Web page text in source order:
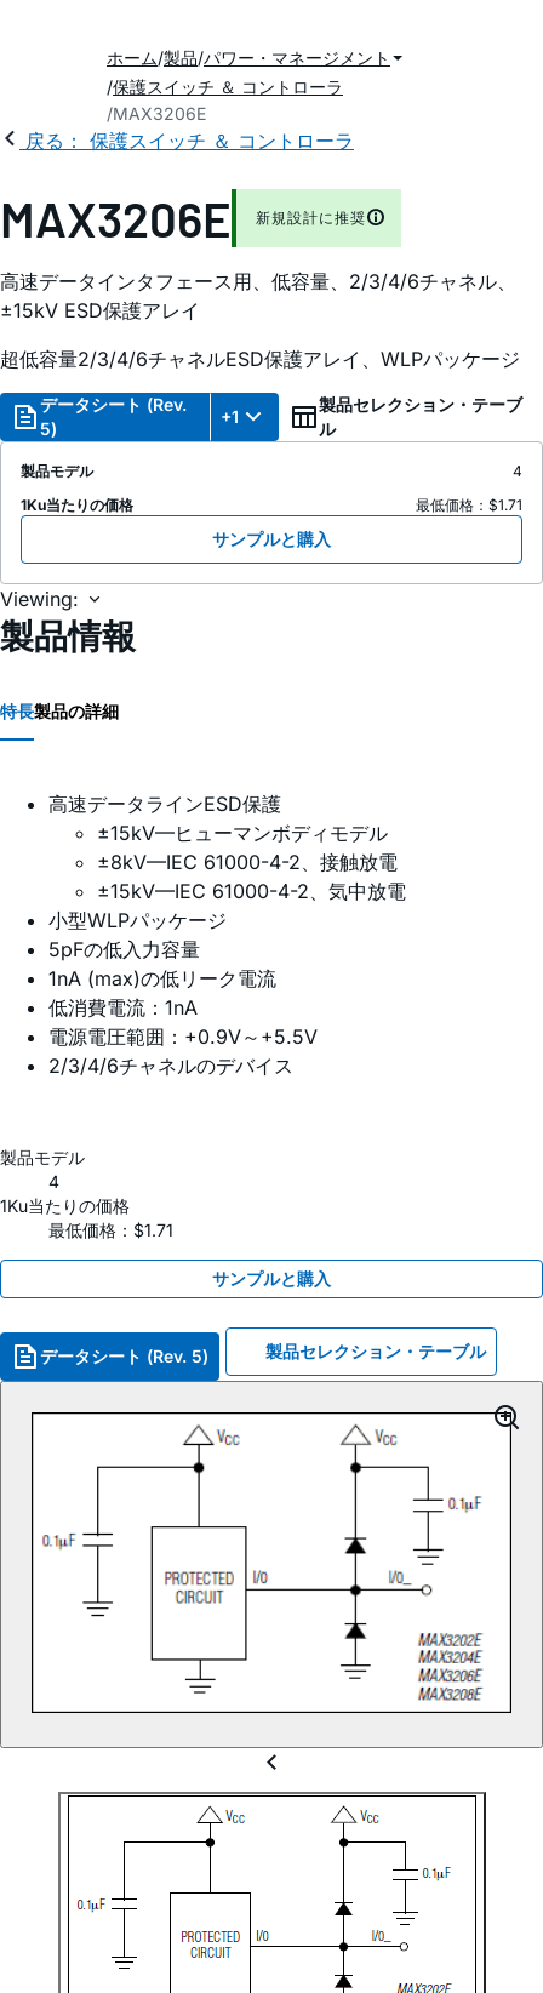
ホーム 製品 パワー・マネージメント
保護スイッチ ＆ コントローラ
MAX3206E
戻る： 保護スイッチ ＆ コントローラ
MAX3206E 新規設計に推奨
高速データインタフェース用、低容量、2/3/4/6チャネル、
±15kV ESD保護アレイ
超低容量2/3/4/6チャネルESD保護アレイ、WLPパッケージ
データシート (Rev.
5)
+1
製品セレクション・テーブ
ル
製品モデル
4
1Ku当たりの価格
最低価格：$1.71
サンプルと購入
Viewing:
製品情報
特長製品の詳細
高速データラインESD保護
±15kV—ヒューマンボディモデル
±8kV—IEC 61000-4-2、接触放電
±15kV—IEC 61000-4-2、気中放電
小型WLPパッケージ
5pFの低入力容量
1nA (max)の低リーク電流
低消費電流：1nA
電源電圧範囲：+0.9V～+5.5V
2/3/4/6チャネルのデバイス
製品モデル
4
1Ku当たりの価格
最低価格：$1.71
サンプルと購入
データシート (Rev. 5) 製品セレクション・テーブル